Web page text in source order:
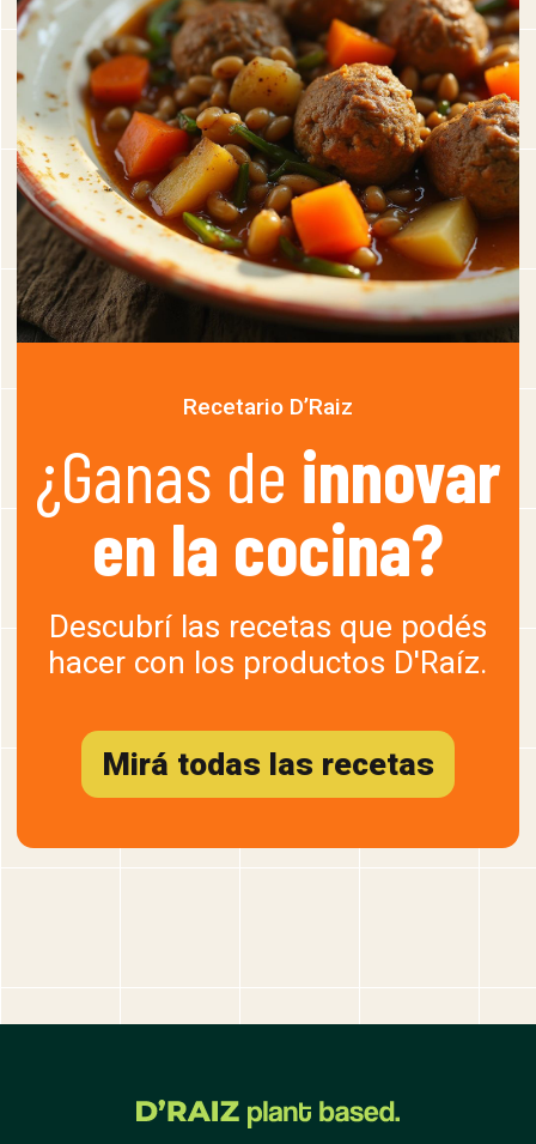
Recetario D’Raiz
¿Ganas de innovar
en la cocina?
Descubrí las recetas que podés
hacer con los productos D'Raíz.
Mirá todas las recetas